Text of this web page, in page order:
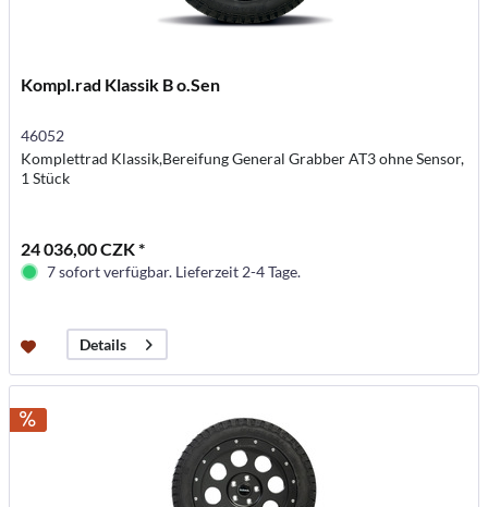
Kompl.rad Klassik B o.Sen
46052
Komplettrad Klassik,Bereifung General Grabber AT3 ohne Sensor,
1 Stück
24 036,00 CZK *
7 sofort verfügbar. Lieferzeit 2-4 Tage.
Details